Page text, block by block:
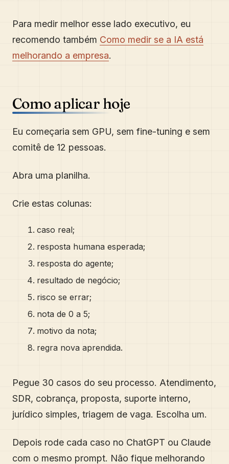
Para medir melhor esse lado executivo, eu
recomendo também Como medir se a IA está
melhorando a empresa.
Como aplicar hoje
Eu começaria sem GPU, sem fine-tuning e sem
comitê de 12 pessoas.
Abra uma planilha.
Crie estas colunas:
caso real;
resposta humana esperada;
resposta do agente;
resultado de negócio;
risco se errar;
nota de 0 a 5;
motivo da nota;
regra nova aprendida.
Pegue 30 casos do seu processo. Atendimento,
SDR, cobrança, proposta, suporte interno,
jurídico simples, triagem de vaga. Escolha um.
Depois rode cada caso no ChatGPT ou Claude
com o mesmo prompt. Não fique melhorando